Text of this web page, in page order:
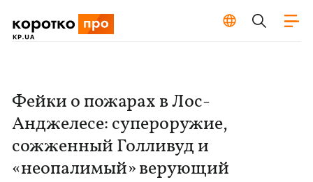
Фейки о пожарах в Лос-
Анджелесе: супероружие,
сожженный Голливуд и
«неопалимый» верующий